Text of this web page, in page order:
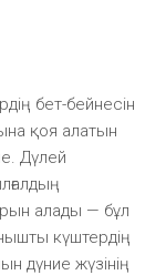
бет-бейнесін
қоя алатын
Дүлей
алады — бұл
күштердің
дүние жүзінің